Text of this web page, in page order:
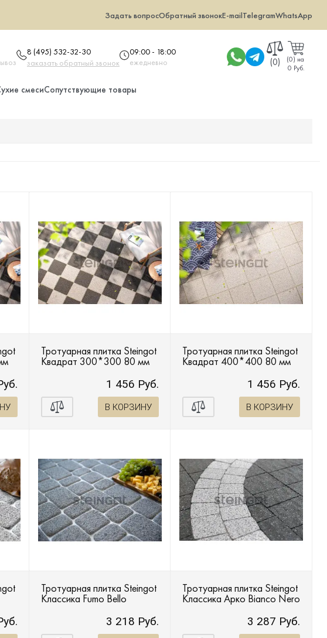
Задать вопросОбратный звонокE-mailTelegramWhatsApp
8 (495) 532-32-30
заказать обратный звонок
09:00 - 18:00
ежедневно
(0) (0) на
0 Руб.
смесиСопутствующие товары
Тротуарная плитка Steingot
Квадрат 300*300 80 мм
1 456 Руб.
В КОРЗИНУ
Тротуарная плитка Steingot
Квадрат 400*400 80 мм
1 456 Руб.
В КОРЗИНУ
Тротуарная плитка Steingot
Классика Fumo Bello
3 218 Руб.
Тротуарная плитка Steingot
Классика Арко Bianco Nero
3 287 Руб.